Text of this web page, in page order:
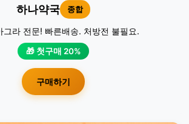
하나약국 종합
그라 전문! 빠른배송. 처방전 불필요.
🎁 첫구매 20%
구매하기